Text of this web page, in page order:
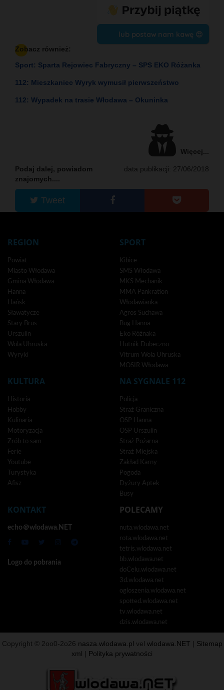
lub postaw nam kawę 😍
Zobacz również:
Sport: Sparta Rejowiec Fabryczny – SPS EKO Różanka
112: Mieszkaniec Wyryk wymusił pierwszeństwo
112: Wypadek na trasie Włodawa – Okuninka
Więcej...
data publikacji: 27/06/2018
Podaj dalej, powiadom
znajomych....
Tweet
REGION
Powiat
Miasto Włodawa
Gmina Włodawa
Hanna
Hańsk
Sławatycze
Stary Brus
Urszulin
Wola Uhruska
Wyryki
SPORT
Kibice
SMS Włodawa
MKS Mechanik
MMA Pankration
Włodawianka
Agros Suchawa
Bug Hanna
Eko Różnaka
Hutnik Dubeczno
Vitrum Wola Uhruska
MOSIR Włodawa
KULTURA
Historia
Hobby
Kulinaria
Motoryzacja
Zrób to sam
Ferie
Youtube
Turystyka
Afisz
NA SYGNALE 112
Policja
Straż Graniczna
OSP Hanna
OSP Urszulin
Straż Pożarna
Straż Miejska
Zakład Karny
Pogoda
Dyżury Aptek
Busy
KONTAKT
echo＠wlodawa.NET
Logo do pobrania
POLECAMY
nuta.wlodawa.net
rota.wlodawa.net
tetris.wlodawa.net
bb.wlodawa.net
doCelu.wlodawa.net
3d.wlodawa.net
ogloszenia.wlodawa.net
spotted.wlodawa.net
tv.wlodawa.net
dzis.wlodawa.net
Copyright © 2oo0-2o26 nasza.wlodawa.pl vel wlodawa.NET
Sitemap
xml
Polityka prywatności